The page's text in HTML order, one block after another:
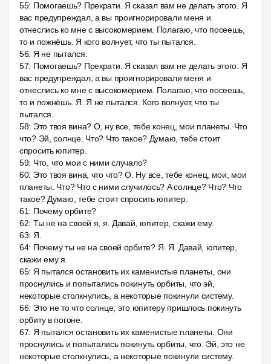
55: Помогаешь? Прекрати. Я сказал вам не делать этого. Я
вас предупреждал, а вы проигнорировали меня и
отнеслись ко мне с высокомерием. Полагаю, что посеешь,
то и пожнёшь. Я кого волнует, что ты пытался.
56: Я не пытался.
57: Помогаешь? Прекрати. Я сказал вам не делать этого. Я
вас предупреждал, а вы проигнорировали меня и
отнеслись ко мне с высокомерием. Полагаю, что посеешь,
то и пожнёшь. Я. Я не пытался. Кого волнует, что ты
пытался.
58: Это твоя вина? О, ну все, тебе конец, мои планеты. Что
что? Эй, солнце. Что? Что такое? Думаю, тебе стоит
спросить юпитер.
59: Что, что мои с ними случало?
60: Это твоя вина, что что? О. Ну все, тебе конец, мои, мои
планеты. Что? Что с ними случилось? A солнце? Что? Что
такое? Думаю, тебе стоит спросить юпитер.
61: Почему орбите?
62: Ты не на своей я, я. Давай, юпитер, скажи ему.
63: Я.
64: Почему ты не на своей орбите? Я. Я. Давай, юпитер,
скажи ему я.
65: Я пытался остановить их каменистые планеты, они
проснулись и попытались покинуть орбиты, что эй,
некоторые столкнулись, а некоторые покинули систему.
66: Это не то что солнце, это юпитеру пришлось покинуть
орбиту в погоне.
67: Я пытался остановить их каменистые планеты. Они
проснулись и попытались покинуть орбиты, что. Эй, это не
некоторые столкнулись, а некоторые покинули систему.